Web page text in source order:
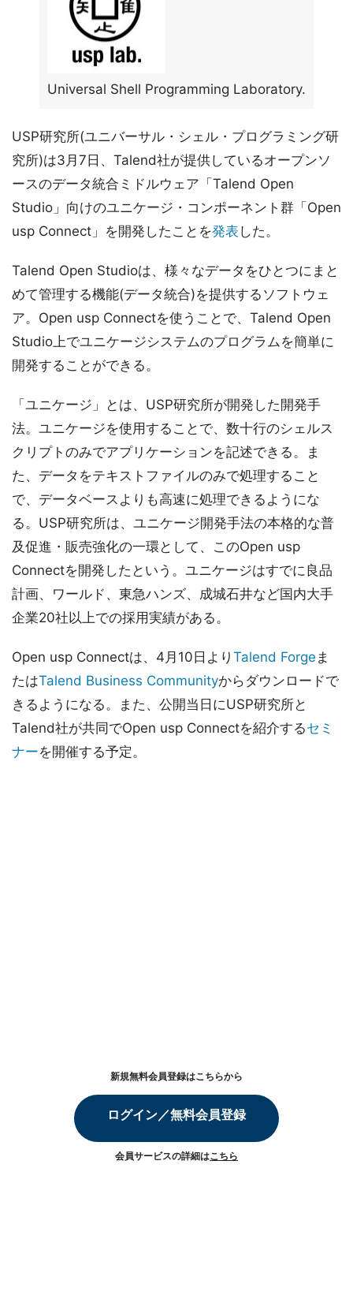
Universal Shell Programming Laboratory.
USP研究所(ユニバーサル・シェル・プログラミング研
究所)は3月7日、Talend社が提供しているオープンソ
ースのデータ統合ミドルウェア「Talend Open
Studio」向けのユニケージ・コンポーネント群「Open
usp Connect」を開発したことを発表 した。
Talend Open Studioは、様々なデータをひとつにまと
めて管理する機能(データ統合)を提供するソフトウェ
ア。Open usp Connectを使うことで、Talend Open
Studio上でユニケージシステムのプログラムを簡単に
開発することができる。
「ユニケージ」とは、USP研究所が開発した開発手
法。ユニケージを使用することで、数十行のシェルス
クリプトのみでアプリケーションを記述できる。ま
た、データをテキストファイルのみで処理すること
で、データベースよりも高速に処理できるようにな
る。USP研究所は、ユニケージ開発手法の本格的な普
及促進・販売強化の一環として、このOpen usp
Connectを開発したという。ユニケージはすでに良品
計画、ワールド、東急ハンズ、成城石井など国内大手
企業20社以上での採用実績がある。
Open usp Connectは、4月10日より Talend Forge ま
たはTalend Business Communityからダウンロードで
きるようになる。また、公開当日にUSP研究所と
Talend社が共同でOpen usp Connectを紹介するセミ
ナーを開催する予定。
新規無料会員登録はこちらから
ログイン／無料会員登録
会員サービスの詳細はこちら